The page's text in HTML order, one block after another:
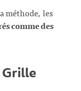
méthode, les
comme des
Grille